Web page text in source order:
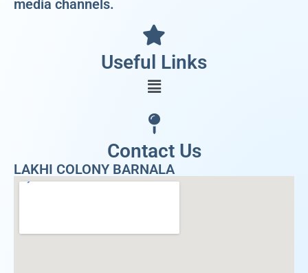
media channels.
Useful Links
Contact Us
LAKHI COLONY BARNALA